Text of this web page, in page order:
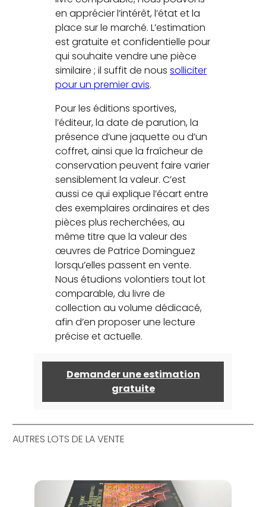
en apprécier l’intérêt, l’état et la
place sur le marché. L’estimation
est gratuite et confidentielle pour
qui souhaite vendre une pièce
similaire ; il suffit de noussolliciter
pour un premier avis.
Pour les éditions sportives,
l’éditeur, la date de parution, la
présence d’une jaquette ou d’un
coffret, ainsi que la fraîcheur de
conservation peuvent faire varier
sensiblement la valeur. C’est
aussi ce qui explique l’écart entre
des exemplaires ordinaires et des
pièces plus recherchées, au
même titre que la valeur des
œuvres de Patrice Dominguez
lorsqu’elles passent en vente.
Nous étudions volontiers tout lot
comparable, du livre de
collection au volume dédicacé,
afin d’en proposer une lecture
précise et actuelle.
Demander une estimation
gratuite
AUTRES LOTS DE LA VENTE